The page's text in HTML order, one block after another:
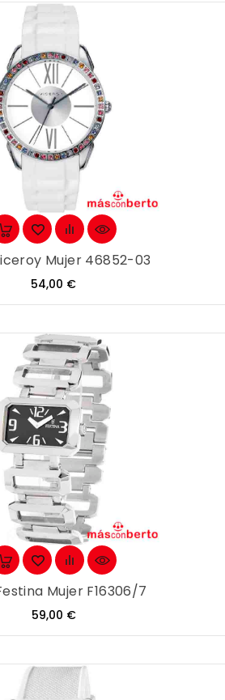
Mujer 46852-03
Precio
54,00 €
Mujer F16306/7
Precio
59,00 €